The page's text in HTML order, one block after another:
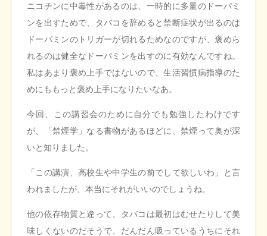
ニコチンに中毒性があるのは、一時的に多量のドーパミ
ンを出すためで、タバコを辞めると禁断症状が出るのは
ドーパミンのトリガーが切れるためなのですが、褒めら
れるのは健全なドーパミンを出すのに有効なんですね。
私はあまり褒め上手ではないので、生活習慣病指導のた
めにももっと褒め上手になりたいなあ。
今回、この講習会のために自分でも勉強したわけです
が、「禁煙学」なる書物があるほどに、禁煙って奥が深
いと知りました。
「この講演、高校生や中学生の前でして欲しいわ」と言
われましたが、本当にそれがいいのでしょうね。
他の依存物質と違って、タバコは最初はむせたりして美
味しくないのだそうで、だんだん吸っているうちにそれ